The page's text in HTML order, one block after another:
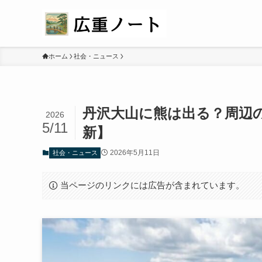
ホーム 社会・ニュース
丹沢大山に熊は出る？周辺
新】
2026
5/11
社会・ニュース 2026年5月11日
当ページのリンクには広告が含まれています。